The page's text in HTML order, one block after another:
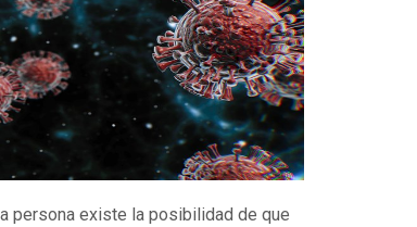
persona existe la posibilidad de que